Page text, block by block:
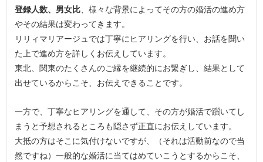
登録人数、男女比 、様々な背景によってその方の婚活の進め方
やその結果は変わってきます。
リリィマリアージュでは丁寧にヒアリングを行い、お話を聞い
た上で進め方を詳しくお伝えしています。
東北、関東のたくさんのご縁を継続的にお繋ぎし、結果として
出せているからこそ、お伝えできることです。
一方で、丁寧なヒアリングを通して、その方が婚活で躓いてし
まうと予想されるところも隠さず正直にお伝えしています。
大抵の方はそこに気付けないですが、（それは活動前なので当
然ですね）一般的な婚活に当てはめていこうとするからこそ、